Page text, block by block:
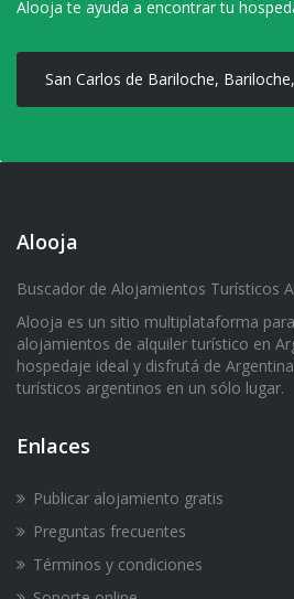
Alooja te ayuda a encontrar tu
San Carlos de Bariloche,
Alooja
Buscador de Alojamientos Turísticos
Alooja es un sitio multiplataforma
alojamientos de alquiler turístico en
hospedaje ideal y disfrutá de
turísticos argentinos en un sólo lugar.
Enlaces
Publicar alojamiento gratis
Preguntas frecuentes
Términos y condiciones